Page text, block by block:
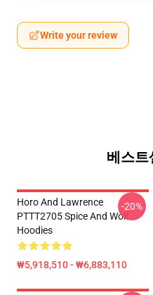
Write your review
베스트
Horo And Lawrence
PTTT2705 Spice And Wolf
Hoodies
₩5,918,510 - ₩6,883,110
-20%